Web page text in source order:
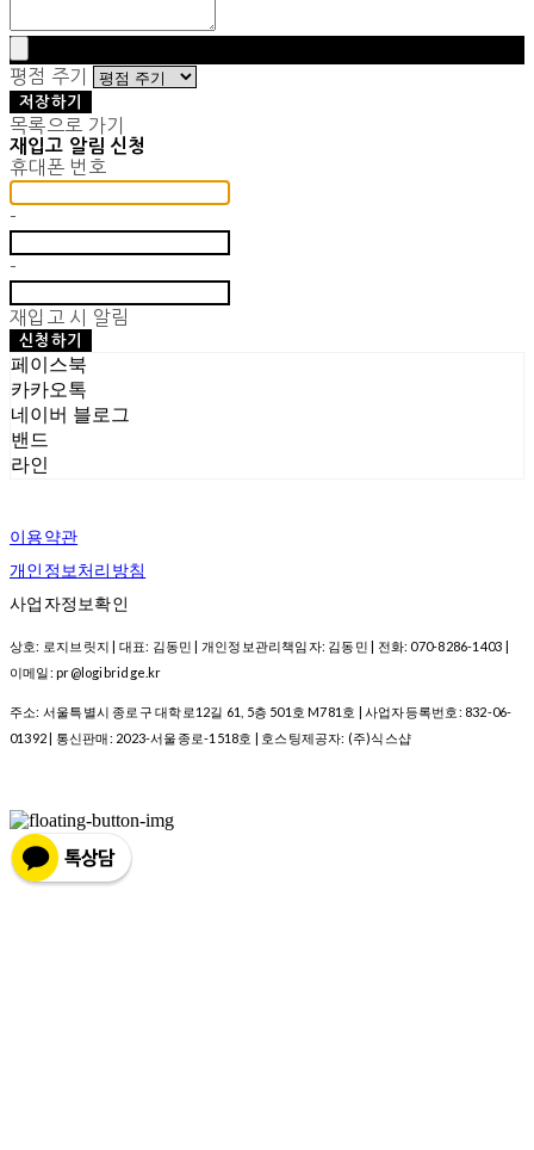
평점 주기
저장하기
목록으로 가기
재입고 알림 신청
휴대폰 번호
-
-
재입고 시 알림
신청하기
페이스북
카카오톡
네이버 블로그
밴드
라인
이용약관
개인정보처리방침
사업자정보확인
상호: 로지브릿지 | 대표: 김동민 | 개인정보관리책임자: 김동민 | 전화: 070-8286-1403 |
이메일: pr@logibridge.kr
주소: 서울특별시 종로구 대학로12길 61, 5층 501호 M781호 | 사업자등록번호: 832-06-
01392 | 통신판매: 2023-서울종로-1518호 | 호스팅제공자: (주)식스샵